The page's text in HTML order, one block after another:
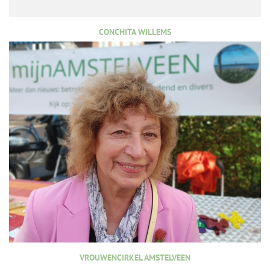
CONCHITA WILLEMS
VROUWENCIRKEL AMSTELVEEN